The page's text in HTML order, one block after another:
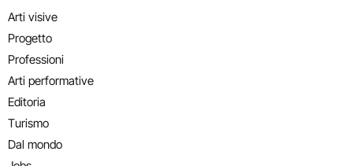
Arti visive
Progetto
Professioni
Arti performative
Editoria
Turismo
Dal mondo